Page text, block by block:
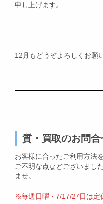
申し上げます。
12月もどうぞよろしくお願
質・買取のお問合
お客様に合ったご利用方法
ご不明な点などございまし
ませ。
※毎週日曜・7/17/27日は定